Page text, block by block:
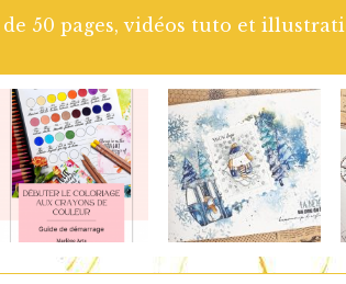
d'art Journal réalisée avec les
Grenadine.